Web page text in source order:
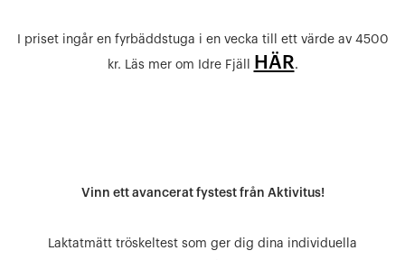
I priset ingår en fyrbäddstuga i en vecka till ett värde av 4500
kr. Läs mer om Idre Fjäll
HÄR.
Vinn ett avancerat fystest från Aktivitus!
Laktatmätt tröskeltest som ger dig dina individuella